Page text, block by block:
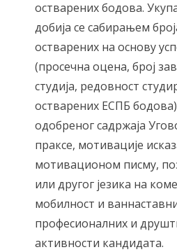
остварених бодова.
добија се сабирањем
остварених на основу
(просечна оцена, број
студија, редовност
остварених ЕСПБ
одобреног садржаја
праксе, мотивације
мотивационом писму,
или другог језика на
мобилност и
професионалних и
активности кандидата.